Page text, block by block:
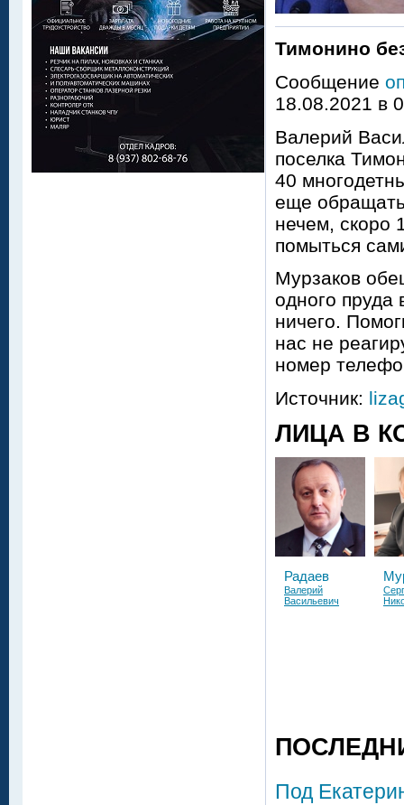
Тимонино
Сообщение
18.08.2021 в
Валерий
поселка
40
еще
нечем, скоро
помыться
Мурзаков
одного пруда
ничего.
нас не
номер
Источник:
ЛИЦА В
Радаев
Валерий
Васильевич
Под